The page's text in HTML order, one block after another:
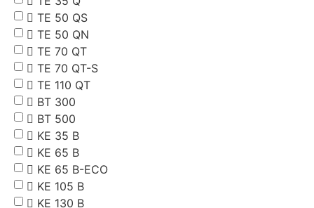
TE 50 QS
TE 50 QN
TE 70 QT
TE 70 QT-S
TE 110 QT
BT 300
BT 500
KE 35 B
KE 65 B
KE 65 B-ECO
KE 105 B
KE 130 B